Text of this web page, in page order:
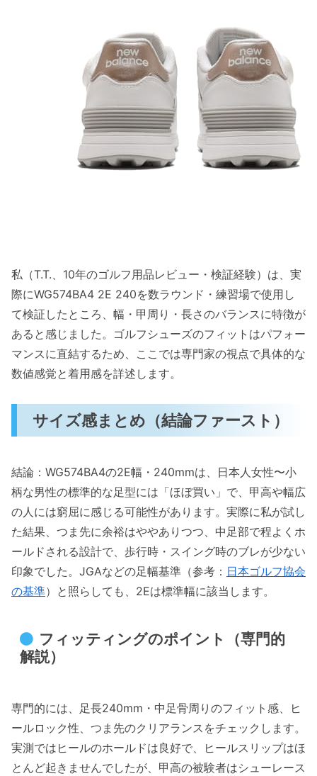
私（T.T.、10年のゴルフ用品レビュー・検証経験）は、実
際にWG574BA4 2E 240を数ラウンド・練習場で使用し
て検証したところ、幅・甲周り・長さのバランスに特徴が
あると感じました。ゴルフシューズのフィットはパフォー
マンスに直結するため、ここでは専門家の視点で具体的な
数値感覚と着用感を詳述します。
サイズ感まとめ（結論ファースト）
結論：WG574BA4の2E幅・240mmは、日本人女性〜小
柄な男性の標準的な足型には「ほぼ買い」で、甲高や幅広
の人には窮屈に感じる可能性があります。実際に私が試し
た結果、つま先に余裕はややありつつ、中足部で程よくホ
ールドされる設計で、歩行時・スイング時のブレが少ない
印象でした。JGAなどの足幅基準（参考： 日本ゴルフ協会
の基準）と照らしても、2Eは標準幅に該当します。
フィッティングのポイント（専門的
解説）
専門的には、足長240mm・中足骨周りのフィット感、ヒ
ールロック性、つま先のクリアランスをチェックします。
実測ではヒールのホールドは良好で、ヒールスリップはほ
とんど起きませんでしたが、甲高の被験者はシューレース